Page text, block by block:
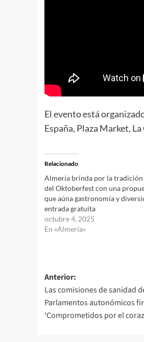
El evento está
España, Plaza Market,
Relacionado
Almería brinda por la tradición
del Oktoberfest con una
que aúna gastronomía y
entrada gratuita
octubre 4, 2025
En «Almería»
Navegación
de
entradas
Anterior:
Las comisiones de sanidad
Parlamentos autonómicos
‘Comprometidos por el